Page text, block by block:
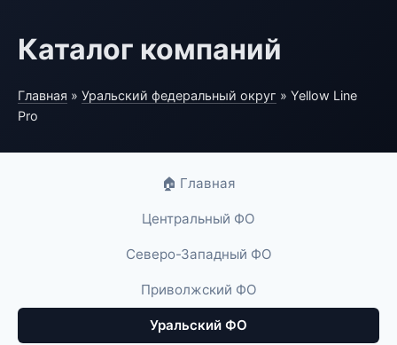
Каталог компаний
Главная » Уральский федеральный округ » Yellow Line
Pro
🏠 Главная
Центральный ФО
Северо-Западный ФО
Приволжский ФО
Уральский ФО